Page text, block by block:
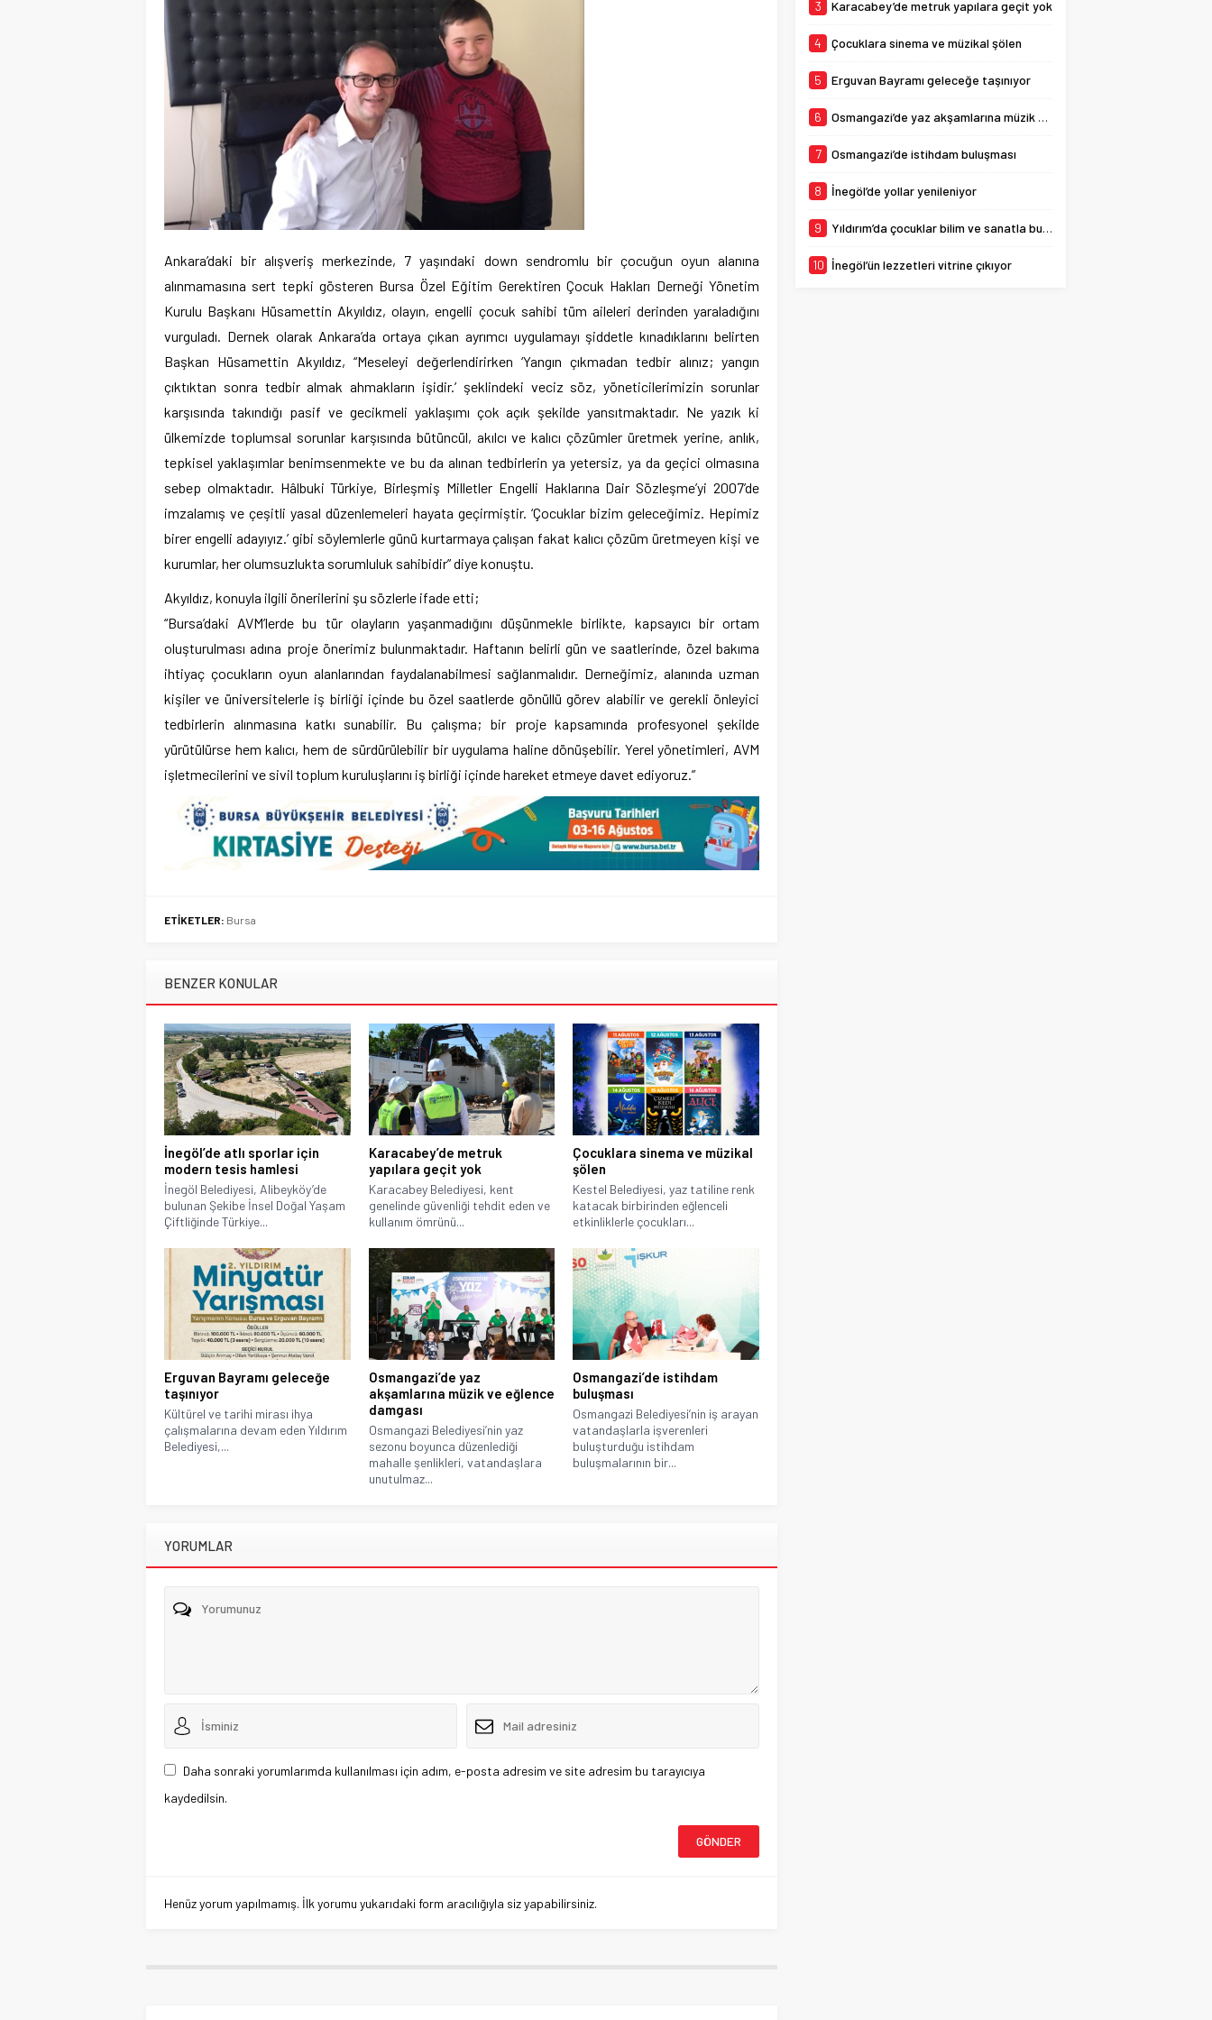
Ankara’daki bir alışveriş merkezinde, 7 yaşındaki down sendromlu bir çocuğun oyun alanına
alınmamasına sert tepki gösteren Bursa Özel Eğitim Gerektiren Çocuk Hakları Derneği Yönetim
Kurulu Başkanı Hüsamettin Akyıldız, olayın, engelli çocuk sahibi tüm aileleri derinden yaraladığını
vurguladı. Dernek olarak Ankara’da ortaya çıkan ayrımcı uygulamayı şiddetle kınadıklarını belirten
Başkan Hüsamettin Akyıldız, “Meseleyi değerlendirirken ‘Yangın çıkmadan tedbir alınız; yangın
çıktıktan sonra tedbir almak ahmakların işidir.’ şeklindeki veciz söz, yöneticilerimizin sorunlar
karşısında takındığı pasif ve gecikmeli yaklaşımı çok açık şekilde yansıtmaktadır. Ne yazık ki
ülkemizde toplumsal sorunlar karşısında bütüncül, akılcı ve kalıcı çözümler üretmek yerine, anlık,
tepkisel yaklaşımlar benimsenmekte ve bu da alınan tedbirlerin ya yetersiz, ya da geçici olmasına
sebep olmaktadır. Hâlbuki Türkiye, Birleşmiş Milletler Engelli Haklarına Dair Sözleşme’yi 2007’de
imzalamış ve çeşitli yasal düzenlemeleri hayata geçirmiştir. ‘Çocuklar bizim geleceğimiz. Hepimiz
birer engelli adayıyız.’ gibi söylemlerle günü kurtarmaya çalışan fakat kalıcı çözüm üretmeyen kişi ve
kurumlar, her olumsuzlukta sorumluluk sahibidir” diye konuştu.
Akyıldız, konuyla ilgili önerilerini şu sözlerle ifade etti;
“Bursa’daki AVM’lerde bu tür olayların yaşanmadığını düşünmekle birlikte, kapsayıcı bir ortam
oluşturulması adına proje önerimiz bulunmaktadır. Haftanın belirli gün ve saatlerinde, özel bakıma
ihtiyaç çocukların oyun alanlarından faydalanabilmesi sağlanmalıdır. Derneğimiz, alanında uzman
kişiler ve üniversitelerle iş birliği içinde bu özel saatlerde gönüllü görev alabilir ve gerekli önleyici
tedbirlerin alınmasına katkı sunabilir. Bu çalışma; bir proje kapsamında profesyonel şekilde
yürütülürse hem kalıcı, hem de sürdürülebilir bir uygulama haline dönüşebilir. Yerel yönetimleri, AVM
işletmecilerini ve sivil toplum kuruluşlarını iş birliği içinde hareket etmeye davet ediyoruz.”
ETİKETLER: Bursa
BENZER KONULAR
İnegöl’de atlı sporlar için
modern tesis hamlesi
İnegöl Belediyesi, Alibeyköy’de
bulunan Şekibe İnsel Doğal Yaşam
Çiftliğinde Türkiye...
Karacabey’de metruk
yapılara geçit yok
Karacabey Belediyesi, kent
genelinde güvenliği tehdit eden ve
kullanım ömrünü...
Çocuklara sinema ve müzikal
şölen
Kestel Belediyesi, yaz tatiline renk
katacak birbirinden eğlenceli
etkinliklerle çocukları...
Erguvan Bayramı geleceğe
taşınıyor
Kültürel ve tarihi mirası ihya
çalışmalarına devam eden Yıldırım
Belediyesi,...
Osmangazi’de yaz
akşamlarına müzik ve eğlence
damgası
Osmangazi Belediyesi’nin yaz
sezonu boyunca düzenlediği
mahalle şenlikleri, vatandaşlara
unutulmaz...
Osmangazi’de istihdam
buluşması
Osmangazi Belediyesi’nin iş arayan
vatandaşlarla işverenleri
buluşturduğu istihdam
buluşmalarının bir...
YORUMLAR
Daha sonraki yorumlarımda kullanılması için adım, e-posta adresim ve site adresim bu tarayıcıya
kaydedilsin.
Henüz yorum yapılmamış. İlk yorumu yukarıdaki form aracılığıyla siz yapabilirsiniz.
3 Karacabey’de metruk yapılara geçit yok
4 Çocuklara sinema ve müzikal şölen
5 Erguvan Bayramı geleceğe taşınıyor
6 Osmangazi’de yaz akşamlarına müzik ve eğlence damgası
7 Osmangazi’de istihdam buluşması
8 İnegöl’de yollar yenileniyor
9 Yıldırım’da çocuklar bilim ve sanatla buluşuyor
10 İnegöl’ün lezzetleri vitrine çıkıyor